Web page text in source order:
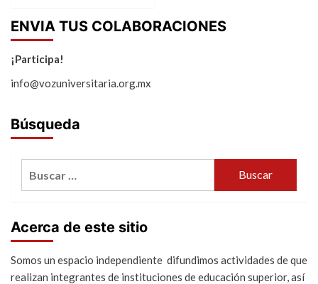
ENVIA TUS COLABORACIONES
¡Participa!
info@vozuniversitaria.org.mx
Búsqueda
Acerca de este sitio
Somos un espacio independiente difundimos actividades de que
realizan integrantes de instituciones de educación superior, así